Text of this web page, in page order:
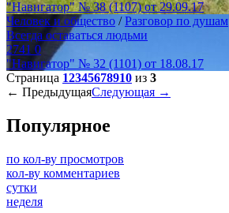
"Навигатор" № 38 (1107) от 29.09.17
Человек и общество /Разговор по душам
Всегда оставаться людьми
2741 0
"Навигатор" № 32 (1101) от 18.08.17
Страница 12345678910 из 3
← ПредыдущаяСледующая →
Популярное
по кол-ву просмотров
кол-ву комментариев
сутки
неделя